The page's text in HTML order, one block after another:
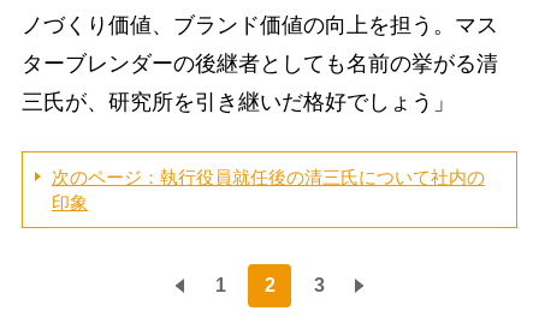
ノづくり価値、ブランド価値の向上を担う。マス
ターブレンダーの後継者としても名前の挙がる清
三氏が、研究所を引き継いだ格好でしょう」
次のページ：執行役員就任後の清三氏について社内の
印象
1 2 3